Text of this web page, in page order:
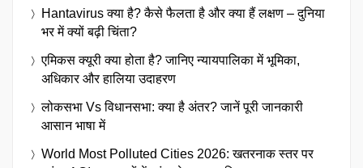
Hantavirus क्या है? कैसे फैलता है और क्या हैं लक्षण – दुनिया
भर में क्यों बढ़ी चिंता?
एमिकस क्यूरी क्या होता है? जानिए न्यायपालिका में भूमिका,
अधिकार और हालिया उदाहरण
लोकसभा Vs विधानसभा: क्या है अंतर? जानें पूरी जानकारी
आसान भाषा में
World Most Polluted Cities 2026: खतरनाक स्तर पर